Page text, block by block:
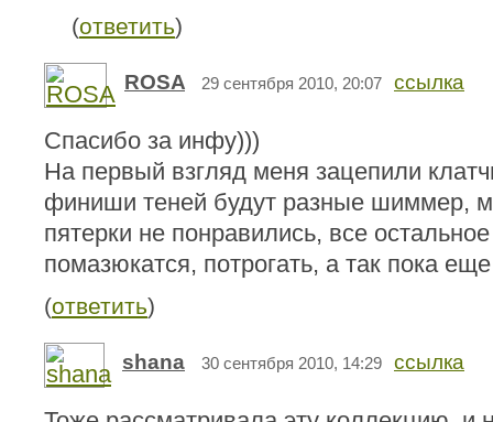
(ответить)
ROSA 29 сентября 2010, 20:07 ссылка
Спасибо за инфу)))
На первый взгляд меня зацепили
финиши теней будут разные шиммер,
пятерки не понравились, все
помазюкатся, потрогать, а так пока
(ответить)
shana 30 сентября 2010, 14:29 ссылка